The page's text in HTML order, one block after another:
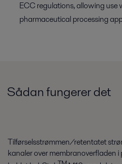
ECC regulations, allowing use
pharmaceutical processing
Sådan fungerer det
Tilførselsstrømmen/retentatet
kanaler over membranoverfladen